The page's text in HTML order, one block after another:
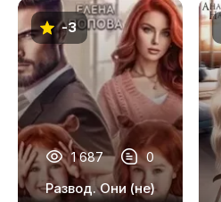
14
15
16
17
18
-3
1 687 0
Развод. Они (не)